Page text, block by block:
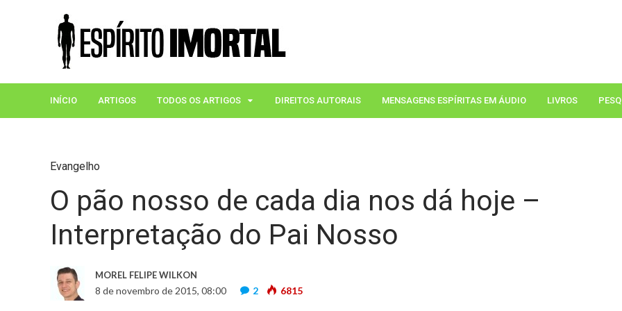
INÍCIO ARTIGOS TODOS OS ARTIGOS DIREITOS AUTORAIS MENSAGENS ESPÍRITAS EM ÁUDIO LIVROS
Evangelho
O pão nosso de cada dia nos dá hoje –
Interpretação do Pai Nosso
MOREL FELIPE WILKON
8 de novembro de 2015, 08:00 2 6815